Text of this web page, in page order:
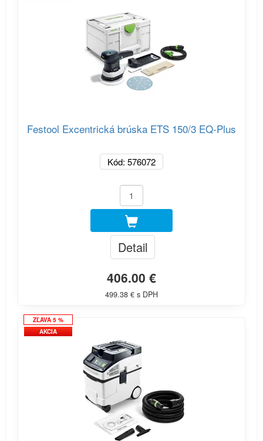
Festool Excentrická brúska ETS 150/3 EQ-Plus
Kód: 576072
Detail
406.00 €
499.38 € s DPH
ZĽAVA 5 %
AKCIA